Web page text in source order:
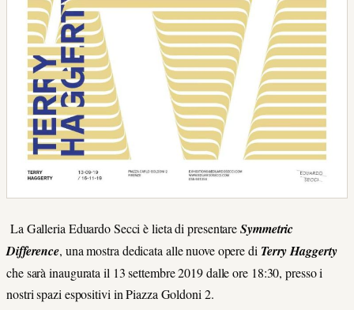
La Galleria Eduardo Secci è lieta di presentareSymmetric
Difference, una mostra dedicata alle nuove opere di Terry Haggerty
che sarà inaugurata il 13 settembre 2019 dalle ore 18:30, presso i
nostri spazi espositivi in Piazza Goldoni 2.